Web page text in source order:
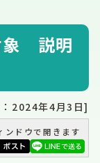
象 説明
2024年4月3日]
ンドウで開きます